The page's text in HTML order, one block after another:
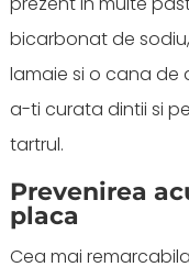
bicarbonat de
lamaie si o cana de
a-ti curata dintii si
tartrul.
Prevenirea
placa
Cea mai